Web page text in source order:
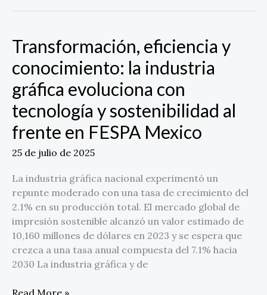
Transformación, eficiencia y
conocimiento: la industria
gráfica evoluciona con
tecnología y sostenibilidad al
frente en FESPA Mexico
25 de julio de 2025
La industria gráfica nacional experimentó un
repunte moderado con una tasa de crecimiento del
2.1% en su producción total. El mercado global de
impresión sostenible alcanzó un valor estimado de
10,160 millones de dólares en 2023 y se espera que
crezca a una tasa anual compuesta del 7.1% hacia
2030 La industria gráfica y de
Transformación,
eficiencia
y
conocimiento:
la
industria
gráfica
evoluciona
con
y
sostenibilidad
al
frente
en
FESPA
Mexico